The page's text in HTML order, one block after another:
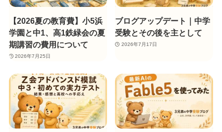
【2026夏の教育費】小5浜
学園と中1、高1鉄緑会の夏
期講習の費用について
2026年7月25日
ブログアップデート｜中学
受験とその後を主として
2026年7月17日